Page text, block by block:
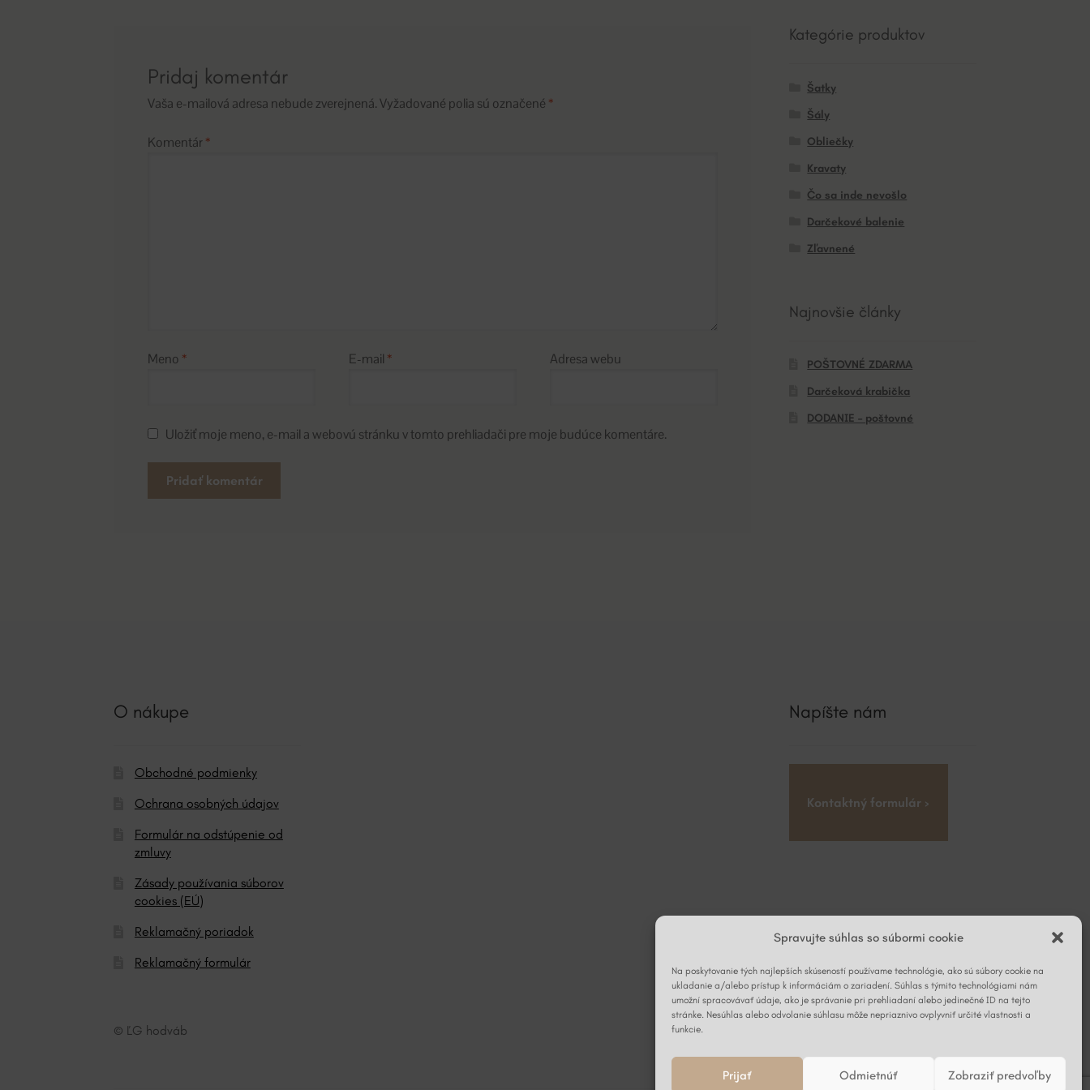
Spravujte súhlas so súbormi cookie
Na poskytovanie tých najlepších skúseností používame technológie, ako sú súbory cookie na
ukladanie a/alebo prístup k informáciám o zariadení. Súhlas s týmito technológiami nám
umožní spracovávať údaje, ako je správanie pri prehliadaní alebo jedinečné ID na tejto
stránke. Nesúhlas alebo odvolanie súhlasu môže nepriaznivo ovplyvniť určité vlastnosti a
funkcie.
Prijať Odmietnúť Zobraziť predvoľby
Pridaj komentár
Vaša e-mailová adresa nebude zverejnená.Vyžadované polia sú označené *
Komentár*
Meno * E-mail * Adresa webu
Uložiť moje meno, e-mail a webovú stránku v tomto prehliadači pre moje budúce komentáre.
e
Kategórie produktov
Šatky
Šály
Obliečky
Kravaty
Čo sa inde nevošlo
Darčekové balenie
Zľavnené
Najnovšie články
POŠTOVNÉ ZDARMA
Darčeková krabička
DODANIE – poštovné
O nákupe
Obchodné podmienky
Ochrana osobných údajov
Formulár na odstúpenie od
zmluvy
Zásady používania súborov
cookies (EÚ)
Reklamačný poriadok
Reklamačný formulár
© ĽG hodváb
Napíšte nám
Kontaktný formulár ›